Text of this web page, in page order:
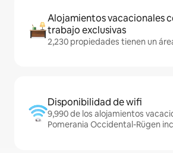
Alojamientos vacacionales
trabajo exclusivas
2,230 propiedades tienen un
Disponibilidad de wifi
9,990 de los alojamientos
Pomerania Occidental-Rügen